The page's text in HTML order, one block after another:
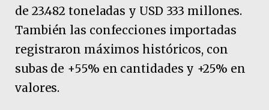
de 23.482 toneladas y USD 333 millones.
También las confecciones importadas
registraron máximos históricos, con
subas de +55% en cantidades y +25% en
valores.